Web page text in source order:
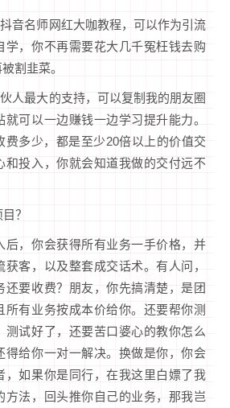
音名师网红大咖教程，可以作为引流
学，你不再需要花大几千冤枉钱去购
割韭菜。
人最大的支持，可以复制我的朋友圈
可以一边赚钱一边学习提升能力。
费多少，都是至少20倍以上的价值交
和投入，你就会知道我做的交付远不
？
后，你会获得所有业务一手价格，并
获客，以及整套成交话术。有人问，
还要收费？朋友，你先搞清楚，是团
所有业务按成本价给你。还要帮你测
测试好了，还要苦口婆心的教你怎么
得给你一对一解决。换做是你，你会
，如果你是同行，在我这里白嫖了我
方法，回头推你自己的业务，那我岂